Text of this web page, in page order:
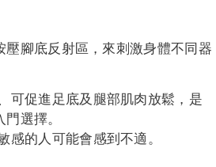
壓腳底反射區，來刺激身體不同器
可促進足底及腿部肌肉放鬆，是
門選擇。
感的人可能會感到不適。